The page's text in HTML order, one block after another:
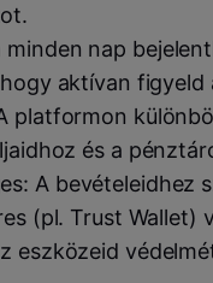
minden nap
aktívan figyeld
platformon
és a
A bevételeidhez
(pl. Trust Wallet)
eszközeid